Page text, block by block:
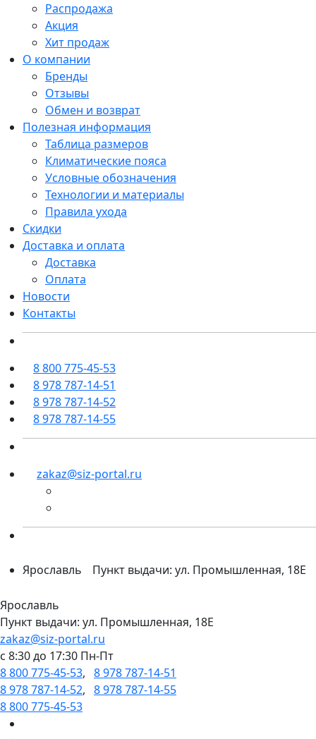
Распродажа
Акция
Хит продаж
О компании
Бренды
Отзывы
Обмен и возврат
Полезная информация
Таблица размеров
Климатические пояса
Условные обозначения
Технологии и материалы
Правила ухода
Скидки
Доставка и оплата
Доставка
Оплата
Новости
Контакты
8 800 775-45-53
8 978 787-14-51
8 978 787-14-52
8 978 787-14-55
zakaz@siz-portal.ru
Ярославль Пункт выдачи: ул. Промышленная, 18Е
Ярославль
Пункт выдачи: ул. Промышленная, 18Е
zakaz@siz-portal.ru
c 8:30 до 17:30 Пн-Пт
8 800 775-45-53, 8 978 787-14-51
8 978 787-14-52, 8 978 787-14-55
8 800 775-45-53